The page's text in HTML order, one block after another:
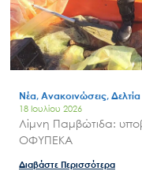
Νέα, Ανακοινώσεις,
18 Ιουλίου 2026
Λίμνη Παμβώτιδα:
ΟΦΥΠΕΚΑ
Διαβάστε Περισσότερα